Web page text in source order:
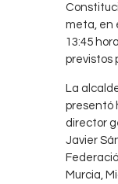
meta, en
13:45
previstos
La
presentó
director
Javier
Murcia,